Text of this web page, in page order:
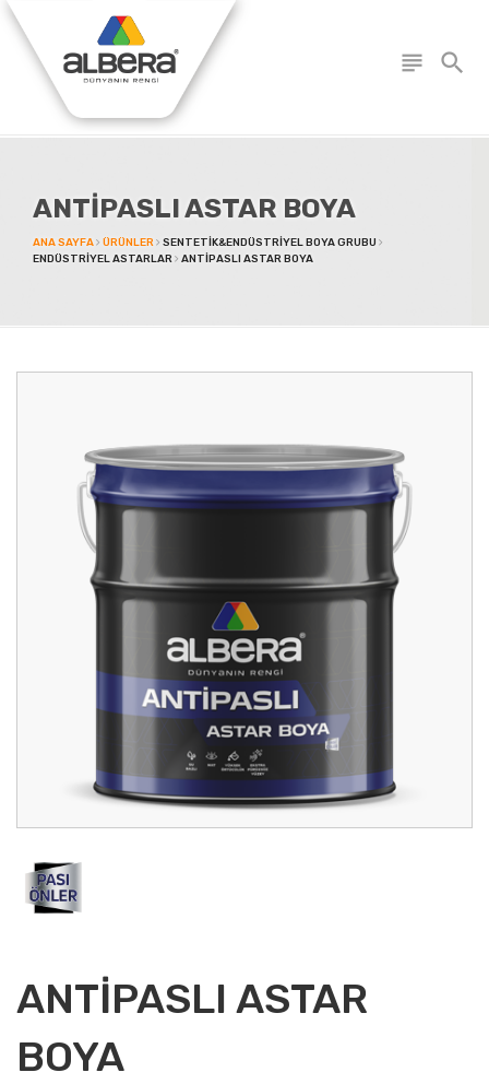
subject search
ANTİPASLI ASTAR BOYA
ANA SAYFA ÜRÜNLER
SENTETIK&ENDÜSTRIYEL BOYA GRUBU
ENDÜSTRIYEL ASTARLAR
ANTİPASLI ASTAR BOYA
ANTİPASLI ASTAR
BOYA